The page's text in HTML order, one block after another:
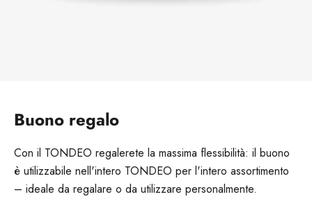
Buono regalo
Con il TONDEO regalerete la massima flessibilità: il buono
è utilizzabile nell'intero TONDEO per l'intero assortimento
– ideale da regalare o da utilizzare personalmente.